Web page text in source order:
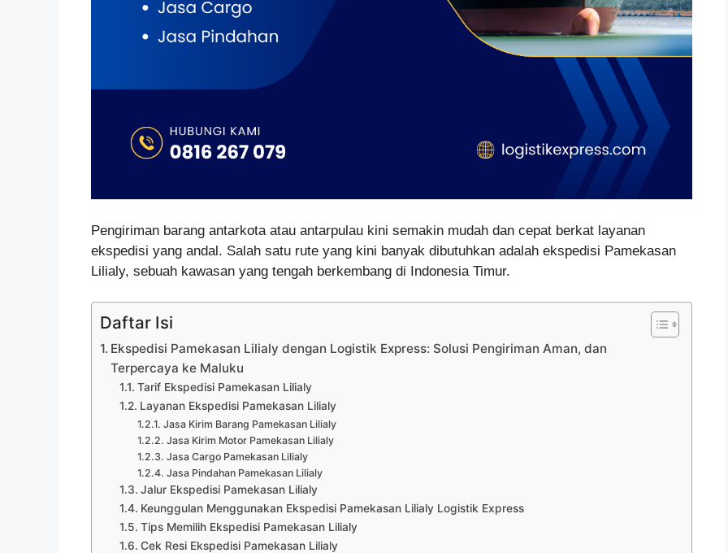
Pengiriman barang antarkota atau antarpulau kini semakin mudah dan cepat berkat layanan
ekspedisi yang andal. Salah satu rute yang kini banyak dibutuhkan adalah ekspedisi Pamekasan
Lilialy, sebuah kawasan yang tengah berkembang di Indonesia Timur.
Daftar Isi
Ekspedisi Pamekasan Lilialy dengan Logistik Express: Solusi Pengiriman Aman, dan
Terpercaya ke Maluku
Tarif Ekspedisi Pamekasan Lilialy
Layanan Ekspedisi Pamekasan Lilialy
Jasa Kirim Barang Pamekasan Lilialy
Jasa Kirim Motor Pamekasan Lilialy
Jasa Cargo Pamekasan Lilialy
Jasa Pindahan Pamekasan Lilialy
Jalur Ekspedisi Pamekasan Lilialy
Keunggulan Menggunakan Ekspedisi Pamekasan Lilialy Logistik Express
Tips Memilih Ekspedisi Pamekasan Lilialy
Cek Resi Ekspedisi Pamekasan Lilialy